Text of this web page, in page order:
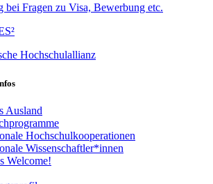
bei Fragen zu Visa, Bewerbung etc.
Hochschulallianz
Ausland
Hochschulkooperationen
Wissenschaftler*innen
Welcome!